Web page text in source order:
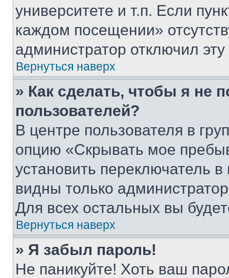
университете и т.п. Если
каждом посещении»
администратор отключил
Вернуться наверх
» Как сделать, чтобы я не
пользователей?
В центре пользователя в
опцию «Скрывать мое
установить переключатель
видны только
Для всех остальных вы
Вернуться наверх
» Я забыл пароль!
Не паникуйте! Хоть ваш